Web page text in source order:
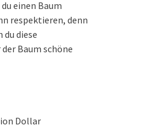
einen Baum
respektieren, denn
du diese
Baum schöne
Dollar